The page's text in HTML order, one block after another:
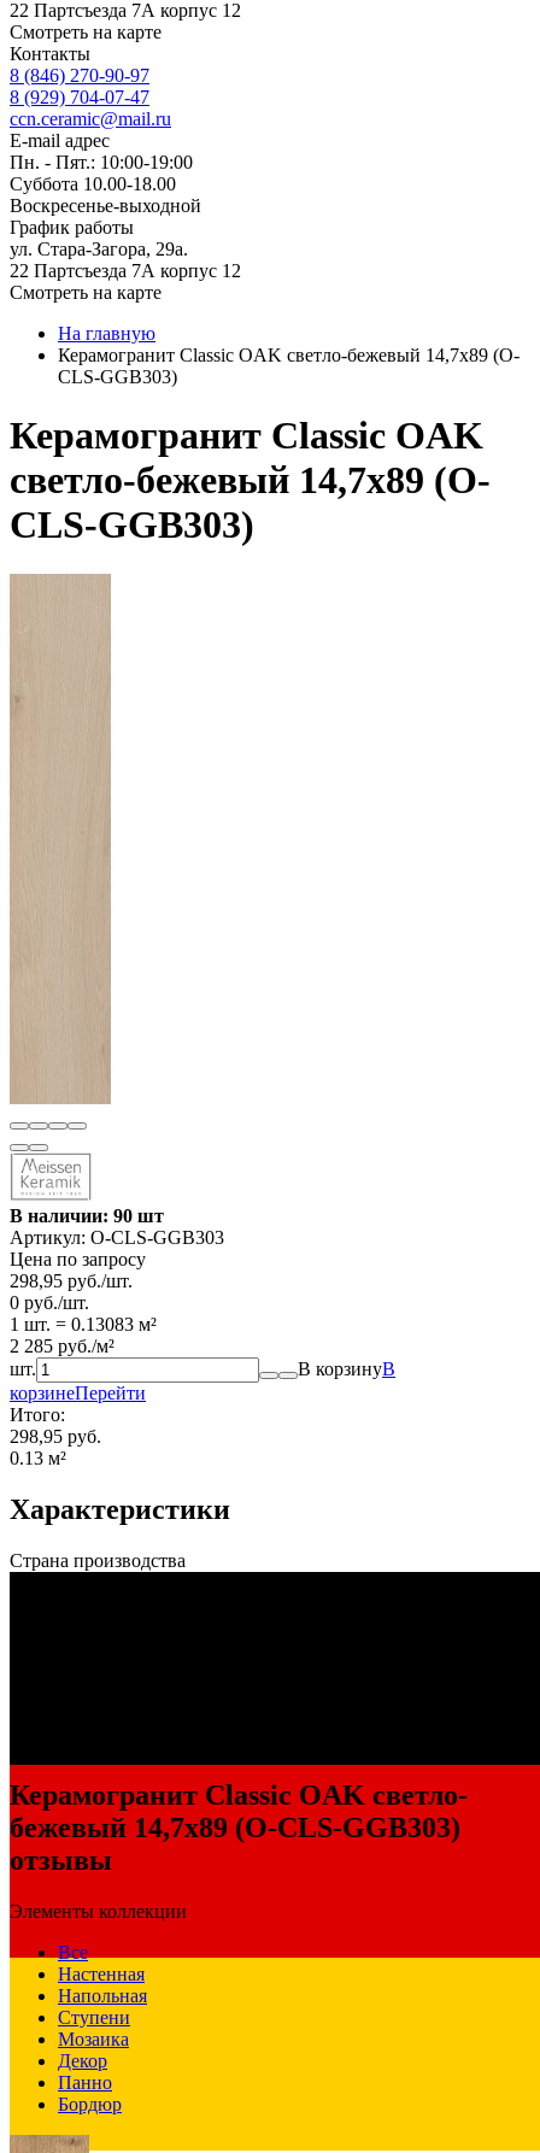
22 Партсъезда 7А корпус 12
Смотреть на карте
Контакты
8 (846) 270-90-97
8 (929) 704-07-47
ccn.ceramic@mail.ru
E-mail адрес
Пн. - Пят.: 10:00-19:00
Суббота 10.00-18.00
Воскресенье-выходной
График работы
ул. Стара-Загора, 29а.
22 Партсъезда 7А корпус 12
Смотреть на карте
На главную
Керамогранит Classic OAK светло-бежевый 14,7x89 (O-
CLS-GGB303)
Керамогранит Classic OAK
светло-бежевый 14,7x89 (O-
CLS-GGB303)
В наличии: 90 шт
Артикул: O-CLS-GGB303
Цена по запросу
298,95 руб./шт.
0 руб./шт.
1 шт. = 0.13083 м²
2 285 руб./м²
шт.
В корзинуВ
корзинеПерейти
Итого:
298,95 руб.
0.13 м²
Характеристики
Страна производства
Керамогранит Classic OAK светло-
бежевый 14,7x89 (O-CLS-GGB303)
отзывы
Элементы коллекции
Все
Настенная
Напольная
Ступени
Мозаика
Декор
Панно
Бордюр